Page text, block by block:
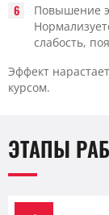
Повышение
слабость,
Эффект
курсом.
ЭТАПЫ